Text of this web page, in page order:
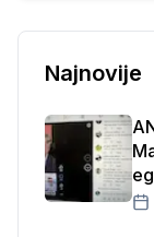
Najnovije